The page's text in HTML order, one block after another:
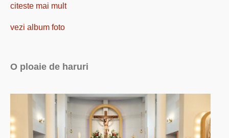
citeste mai mult
vezi album foto
O ploaie de haruri